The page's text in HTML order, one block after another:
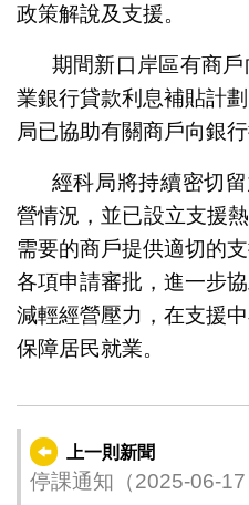
政策解說及支援。
期間新口岸區有商
業銀行貸款利息補貼計
局已協助有關商戶向銀行
經科局將持續密切
營情況，並已設立支援
需要的商戶提供適切的
各項申請審批，進一步
減輕經營壓力，在支援
保障居民就業。
上一則新聞
停課通知（2025-06-17